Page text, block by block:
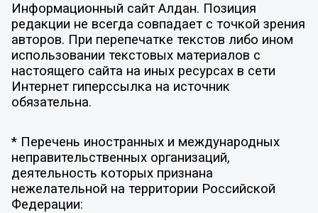
Информационный сайт Алдан. Позиция
редакции не всегда совпадает с точкой зрения
авторов. При перепечатке текстов либо ином
использовании текстовых материалов с
настоящего сайта на иных ресурсах в сети
Интернет гиперссылка на источник
обязательна.
* Перечень иностранных и международных
неправительственных организаций,
деятельность которых признана
нежелательной на территории Российской
Федерации: